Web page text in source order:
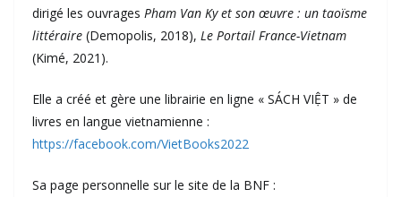
dirigé les ouvrages Pham Van Ky et son œuvre : un taoïsme
littéraire (Demopolis, 2018), Le Portail France-Vietnam
(Kimé, 2021).
Elle a créé et gère une librairie en ligne « SÁCH VIỆT » de
livres en langue vietnamienne :
https://facebook.com/VietBooks2022
Sa page personnelle sur le site de la BNF :